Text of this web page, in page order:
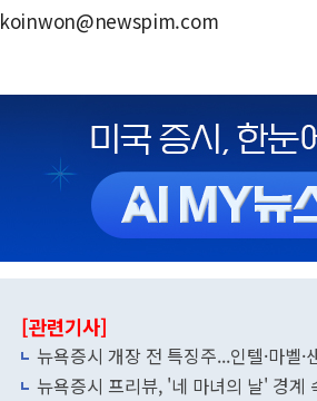
koinwon@newspim.com
[관련기사]
뉴욕증시 개장 전 특징주...인텔·마
뉴욕증시 프리뷰, '네 마녀의 날' 경